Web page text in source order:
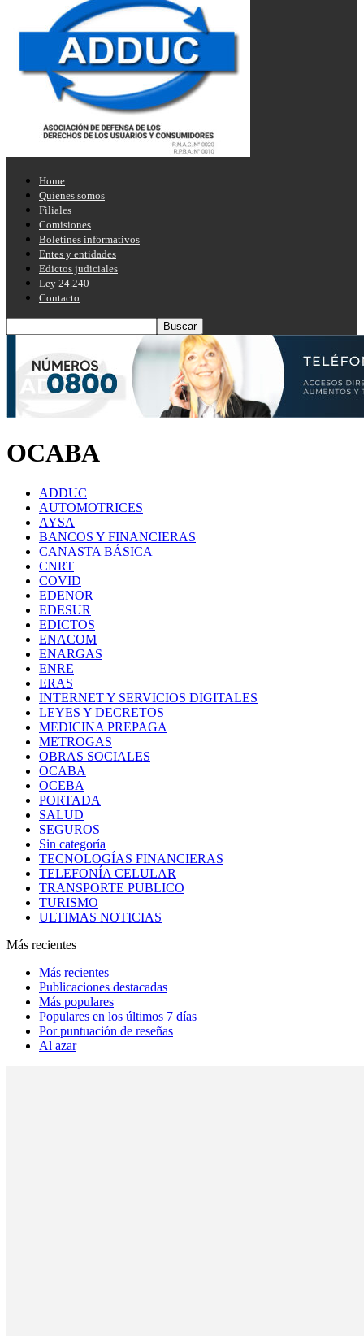
Home
Quienes somos
Filiales
Comisiones
Boletines informativos
Entes y entidades
Edictos judiciales
Ley 24.240
Contacto
OCABA
ADDUC
AUTOMOTRICES
AYSA
BANCOS Y FINANCIERAS
CANASTA BÁSICA
CNRT
COVID
EDENOR
EDESUR
EDICTOS
ENACOM
ENARGAS
ENRE
ERAS
INTERNET Y SERVICIOS DIGITALES
LEYES Y DECRETOS
MEDICINA PREPAGA
METROGAS
OBRAS SOCIALES
OCABA
OCEBA
PORTADA
SALUD
SEGUROS
Sin categoría
TECNOLOGÍAS FINANCIERAS
TELEFONÍA CELULAR
TRANSPORTE PUBLICO
TURISMO
ULTIMAS NOTICIAS
Más recientes
Más recientes
Publicaciones destacadas
Más populares
Populares en los últimos 7 días
Por puntuación de reseñas
Al azar